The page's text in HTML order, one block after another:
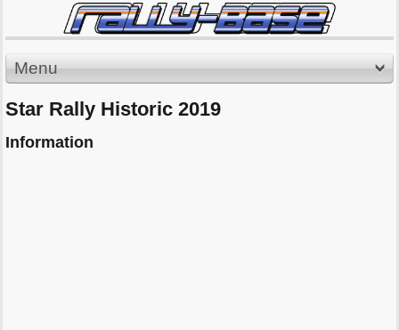
Menu
Star Rally Historic 2019
Information